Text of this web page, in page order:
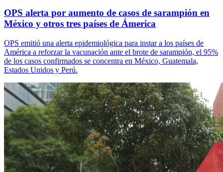
OPS alerta por aumento de casos de sarampión en
México y otros tres países de Ámerica
OPS emitió una alerta epidemiológica para instar a los países de
América a reforzar la vacunación ante el brote de sarampión, el 95%
de los casos confirmados se concentra en México, Guatemala,
Estados Unidos y Perú.